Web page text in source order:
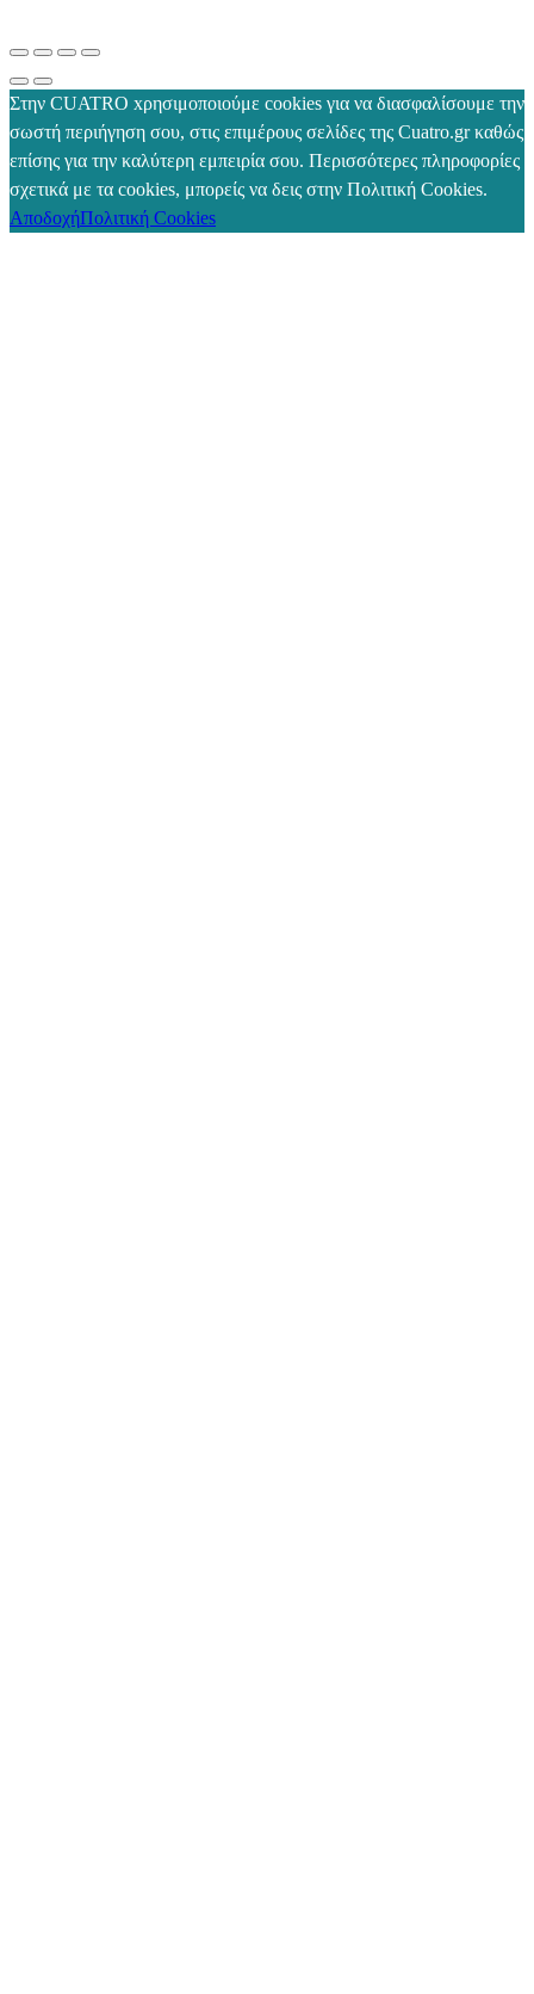
Στην CUATRO xρησιμοποιούμε cookies για να διασφαλίσουμε την
σωστή περιήγηση σου, στις επιμέρους σελίδες της Cuatro.gr καθώς
επίσης για την καλύτερη εμπειρία σου. Περισσότερες πληροφορίες
σχετικά με τα cookies, μπορείς να δεις στην Πολιτική Cookies.
ΑποδοχήΠολιτική Cookies